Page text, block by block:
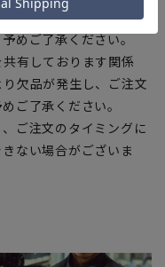
や実際のサイズ表に若
めご了承ください。
有しております関係
欠品が発生し、ご注文
ご了承ください。
ご注文のタイミングに
ない場合がございま